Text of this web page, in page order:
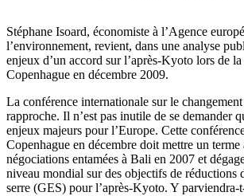
Stéphane Isoard, économiste à l’Agence
l’environnement, revient, dans une analyse
enjeux d’un accord sur l’après-Kyoto lors de
Copenhague en décembre 2009.
La conférence internationale sur le
rapproche. Il n’est pas inutile de se demander
enjeux majeurs pour l’Europe. Cette
Copenhague en décembre doit mettre un terme
négociations entamées à Bali en 2007 et
niveau mondial sur des objectifs de réductions
serre (GES) pour l’après-Kyoto. Y parviendra-